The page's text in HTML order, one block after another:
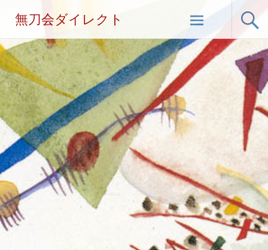
コ
ン
テ
ン
ツ
へ
キ
ッ
プ
無刀会ダイレクト